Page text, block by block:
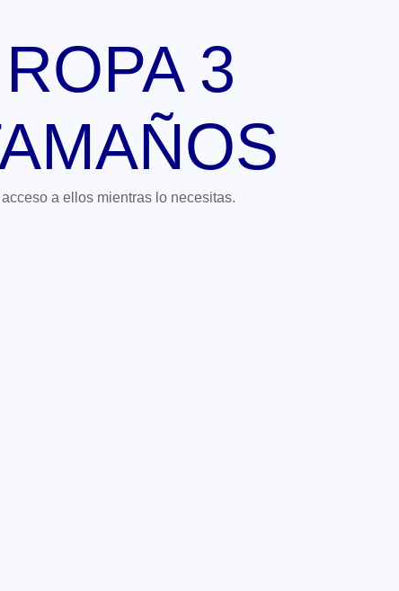
3
a ellos mientras lo necesitas.